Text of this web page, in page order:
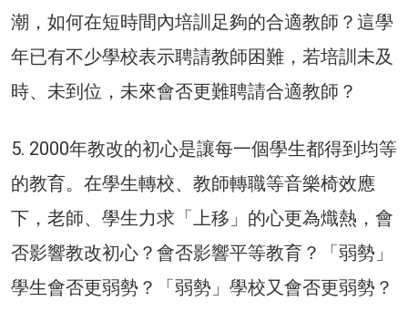
潮，如何在短時間內培訓足夠的合適教師？這學
年已有不少學校表示聘請教師困難，若培訓未及
時、未到位，未來會否更難聘請合適教師？
5. 2000年教改的初心是讓每一個學生都得到均等
的教育。在學生轉校、教師轉職等音樂椅效應
下，老師、學生力求「上移」的心更為熾熱，會
否影響教改初心？會否影響平等教育？「弱勢」
學生會否更弱勢？「弱勢」學校又會否更弱勢？